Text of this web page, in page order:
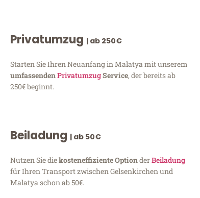
Privatumzug | ab 250€
Starten Sie Ihren Neuanfang in Malatya mit unserem
umfassendenPrivatumzugService, der bereits ab
250€ beginnt.
Beiladung | ab 50€
Nutzen Sie diekosteneffiziente OptionderBeiladung
für Ihren Transport zwischen Gelsenkirchen und
Malatya schon ab 50€.